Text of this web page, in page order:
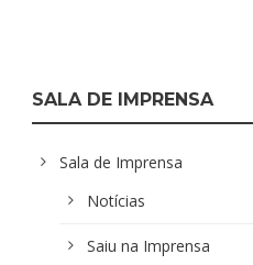
SALA DE IMPRENSA
Sala de Imprensa
Notícias
Saiu na Imprensa